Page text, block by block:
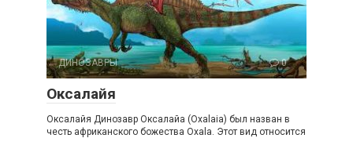
ДИНОЗАВРЫ 0
Оксалайя
Оксалайя Динозавр Оксалайа (Oxalaia) был назван в
честь африканского божества Oxala. Этот вид относится